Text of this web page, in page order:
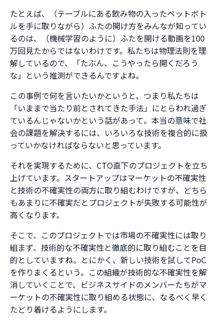
たとえば、（テーブルにある飲み物の入ったペットボト
ルを手に取りながら）ふたの開け方をみんなが知ってい
るのは、（機械学習のように）ふたを開ける動画を100
万回見たからではないわけです。私たちは物理法則を理
解しているので、「たぶん、こうやったら開くだろう
な」という推測ができるんですよね。
この事例で何を言いたいかというと、つまり私たちは
「いままで当たり前とされてきた手法」にとらわれ過ぎ
ているんじゃないかという話があって。本当の意味で社
会の課題を解決するには、いろいろな技術を複合的に扱
っていかなければならないと思っています。
それを実現するために、CTO直下のプロジェクトを立ち
上げています。スタートアップはマーケットの不確実性
と技術の不確実性の両方に取り組むわけですが、どちら
もあまりに不確実だとプロジェクトが失敗する可能性が
高くなります。
そこで、このプロジェクトでは市場の不確実性には取り
組まず、技術的な不確実性と徹底的に取り組むことを目
的としていますね。とにかく、新しい技術を試してPoC
を作りまくるという。この組織が技術的な不確実性を解
消していくことで、ビジネスサイドのメンバーたちがマ
ーケットの不確実性に取り組める状態に、なるべく早く
たどり着けるようにします。